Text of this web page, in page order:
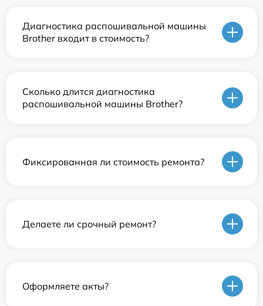
Диагностика распошивальной машины
Brother входит в стоимость?
Сколько длится диагностика
распошивальной машины Brother?
Фиксированная ли стоимость ремонта?
Делаете ли срочный ремонт?
Оформляете акты?